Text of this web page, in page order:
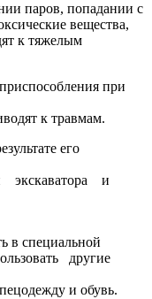
паров, попадании с
вещества,
к тяжелым
при
к травмам.
его
экскаватора и
в специальной
другие
и обувь.